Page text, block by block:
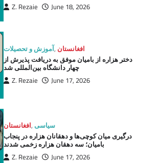
Z. Rezaie June 18, 2026
آموزش و تحصیلات, افغانستان
دختر هزاره از بامیان موفق به دریافت پذیرش از
چهار دانشگاه بین‌المللی شد
Z. Rezaie June 17, 2026
افغانستان,سیاسی
درگیری میان کوچی‌ها و دهقانان هزاره در پنجاب
بامیان؛ سه دهقان هزاره زخمی شدند
Z. Rezaie June 17, 2026